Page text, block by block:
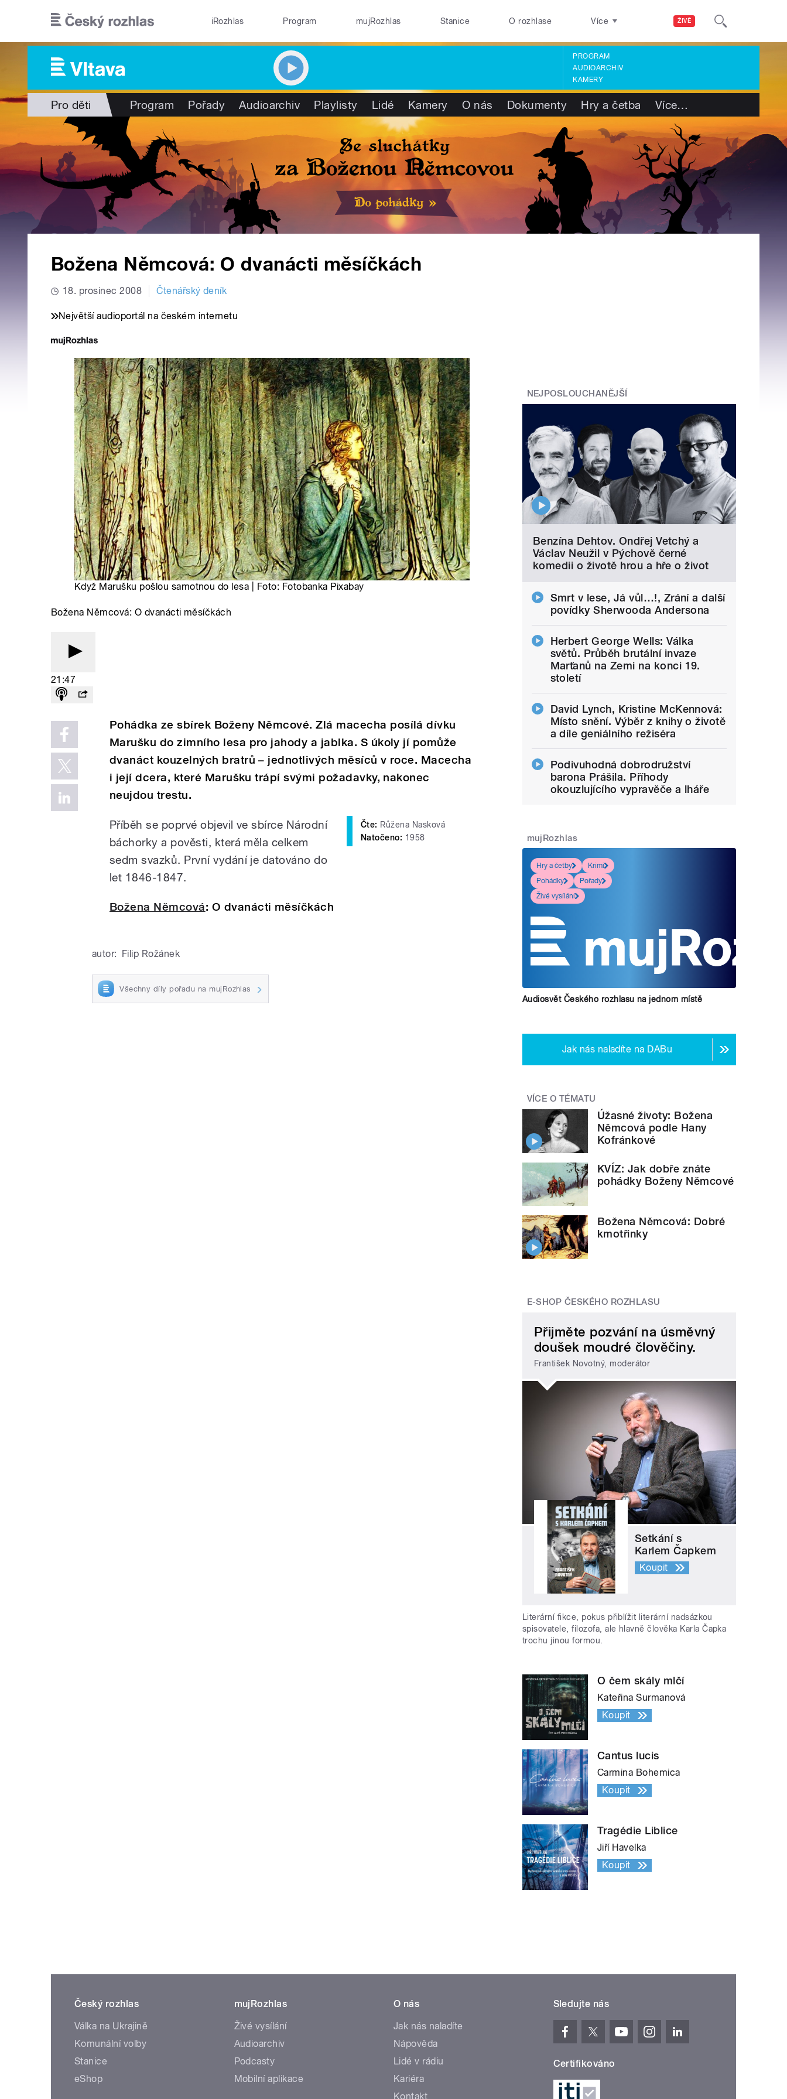
ŽIVĚ
iRozhlas Program mujRozhlas Stanice O rozhlase Více
PROGRAM
AUDIOARCHIV
KAMERY
Pro děti Program Pořady Audioarchiv Playlisty Lidé Kamery O nás Dokumenty Hry a četba Více…
Božena Němcová: O dvanácti měsíčkách
18. prosinec 2008 Čtenářský deník
Největší audioportál na českém internetu
Když Marušku pošlou samotnou do lesa | Foto: Fotobanka Pixabay
Božena Němcová: O dvanácti měsíčkách
21:47
Pohádka ze sbírek Boženy Němcové. Zlá macecha posílá dívku
Marušku do zimního lesa pro jahody a jablka. S úkoly jí pomůže
dvanáct kouzelných bratrů – jednotlivých měsíců v roce. Macecha
i její dcera, které Marušku trápí svými požadavky, nakonec
neujdou trestu.
Čte: Růžena Nasková
Natočeno: 1958
Příběh se poprvé objevil ve sbírce Národní
báchorky a pověsti, která měla celkem
sedm svazků. První vydání je datováno do
let 1846-1847.
Božena Němcová: O dvanácti měsíčkách
autor: Filip Rožánek
Všechny díly pořadu na mujRozhlas
NEJPOSLOUCHANĚJŠÍ
Benzína Dehtov. Ondřej Vetchý a
Václav Neužil v Pýchově černé
komedii o životě hrou a hře o život
Smrt v lese, Já vůl…!, Zrání a další
povídky Sherwooda Andersona
Herbert George Wells: Válka
světů. Průběh brutální invaze
Marťanů na Zemi na konci 19.
století
David Lynch, Kristine McKennová:
Místo snění. Výběr z knihy o životě
a díle geniálního režiséra
Podivuhodná dobrodružství
barona Prášila. Příhody
okouzlujícího vypravěče a lháře
mujRozhlas
Hry a četby
Krimi
Pohádky
Pořady
Živé vysílání
Audiosvět Českého rozhlasu na jednom místě
Jak nás naladíte na DABu
VÍCE O TÉMATU
Úžasné životy: Božena
Němcová podle Hany
Kofránkové
KVÍZ: Jak dobře znáte
pohádky Boženy Němcové
Božena Němcová: Dobré
kmotřinky
E-SHOP ČESKÉHO ROZHLASU
Přijměte pozvání na úsměvný
doušek moudré člověčiny.
František Novotný, moderátor
Setkání s
Karlem Čapkem
Koupit
Literární fikce, pokus přiblížit literární nadsázkou
spisovatele, filozofa, ale hlavně člověka Karla Čapka
trochu jinou formou.
O čem skály mlčí
Kateřina Surmanová
Koupit
Cantus lucis
Carmina Bohemica
Koupit
Tragédie Liblice
Jiří Havelka
Koupit
Český rozhlas
Válka na Ukrajině
Komunální volby
Stanice
eShop
mujRozhlas
Živé vysílání
Audioarchiv
Podcasty
Mobilní aplikace
O nás
Jak nás naladíte
Nápověda
Lidé v rádiu
Kariéra
Kontakt
Sledujte nás
Certifikováno